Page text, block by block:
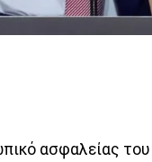
ασφαλείας